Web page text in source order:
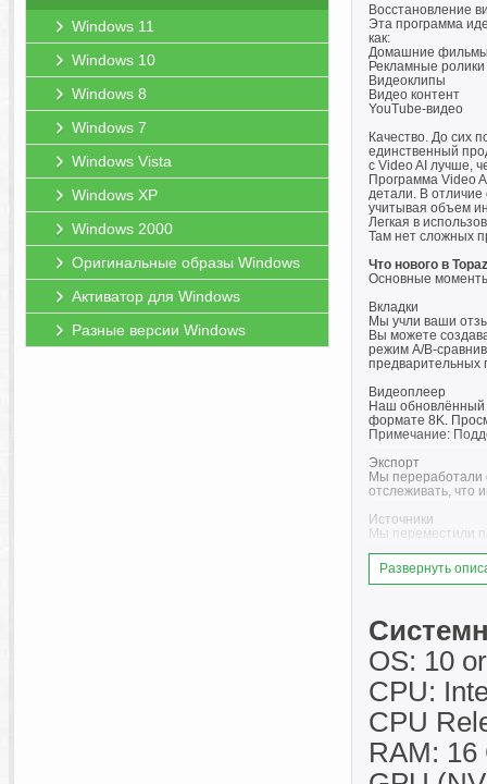
Windows 11
Windows 10
Windows 8
Windows 7
Windows Vista
Windows XP
Windows 2000
Оригинальные образы Windows
Активатор для Windows
Разные версии Windows
Восстановление
Эта программа
как:
Домашние
Рекламные ролики
Видеоклипы
Видео контент
YouTube-видео
Качество. До сих
единственный
с Video AI лучше,
Программа Video
детали. В
учитывая объем
Легкая в
Там нет сложных
Что нового в
Основные
Вкладки
Мы учли ваши
Вы можете
режим A/B-
предварительных
Видеоплеер
Наш обновлённый
формате 8K.
Примечание:
Экспорт
Мы переработали
отслеживать, что
Источники
Мы переместили
Предустановки
Система
Временная шкала
миниатюры,
Живой рендеринг
Мы вносим
помощью кнопки
«Разделенный
Другие
Развернуть
OS: 10
CPU:
CPU
RAM: 16